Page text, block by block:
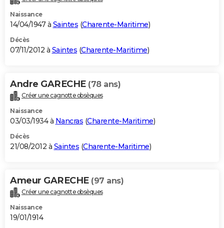
Naissance
14/04/1947 à Saintes (Charente-Maritime)
Décès
07/11/2012 à Saintes (Charente-Maritime)
Andre GARECHE (78 ans)
Créer une cagnotte obsèques
Naissance
03/03/1934 à Nancras (Charente-Maritime)
Décès
21/08/2012 à Saintes (Charente-Maritime)
Ameur GARECHE (97 ans)
Créer une cagnotte obsèques
Naissance
19/01/1914